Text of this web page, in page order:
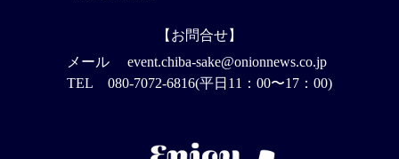
【お問合せ】
メール
event.chiba-sake@onionnews.co.jp
TEL
080-7072-6816(平日11：00〜17：00)